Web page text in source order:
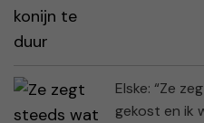
Elske: “Ze
gekost en ik